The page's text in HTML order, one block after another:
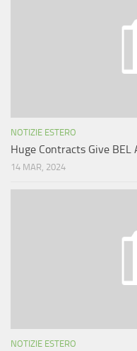
NOTIZIE ESTERO
Huge Contracts Give
14 MAR, 2024
NOTIZIE ESTERO